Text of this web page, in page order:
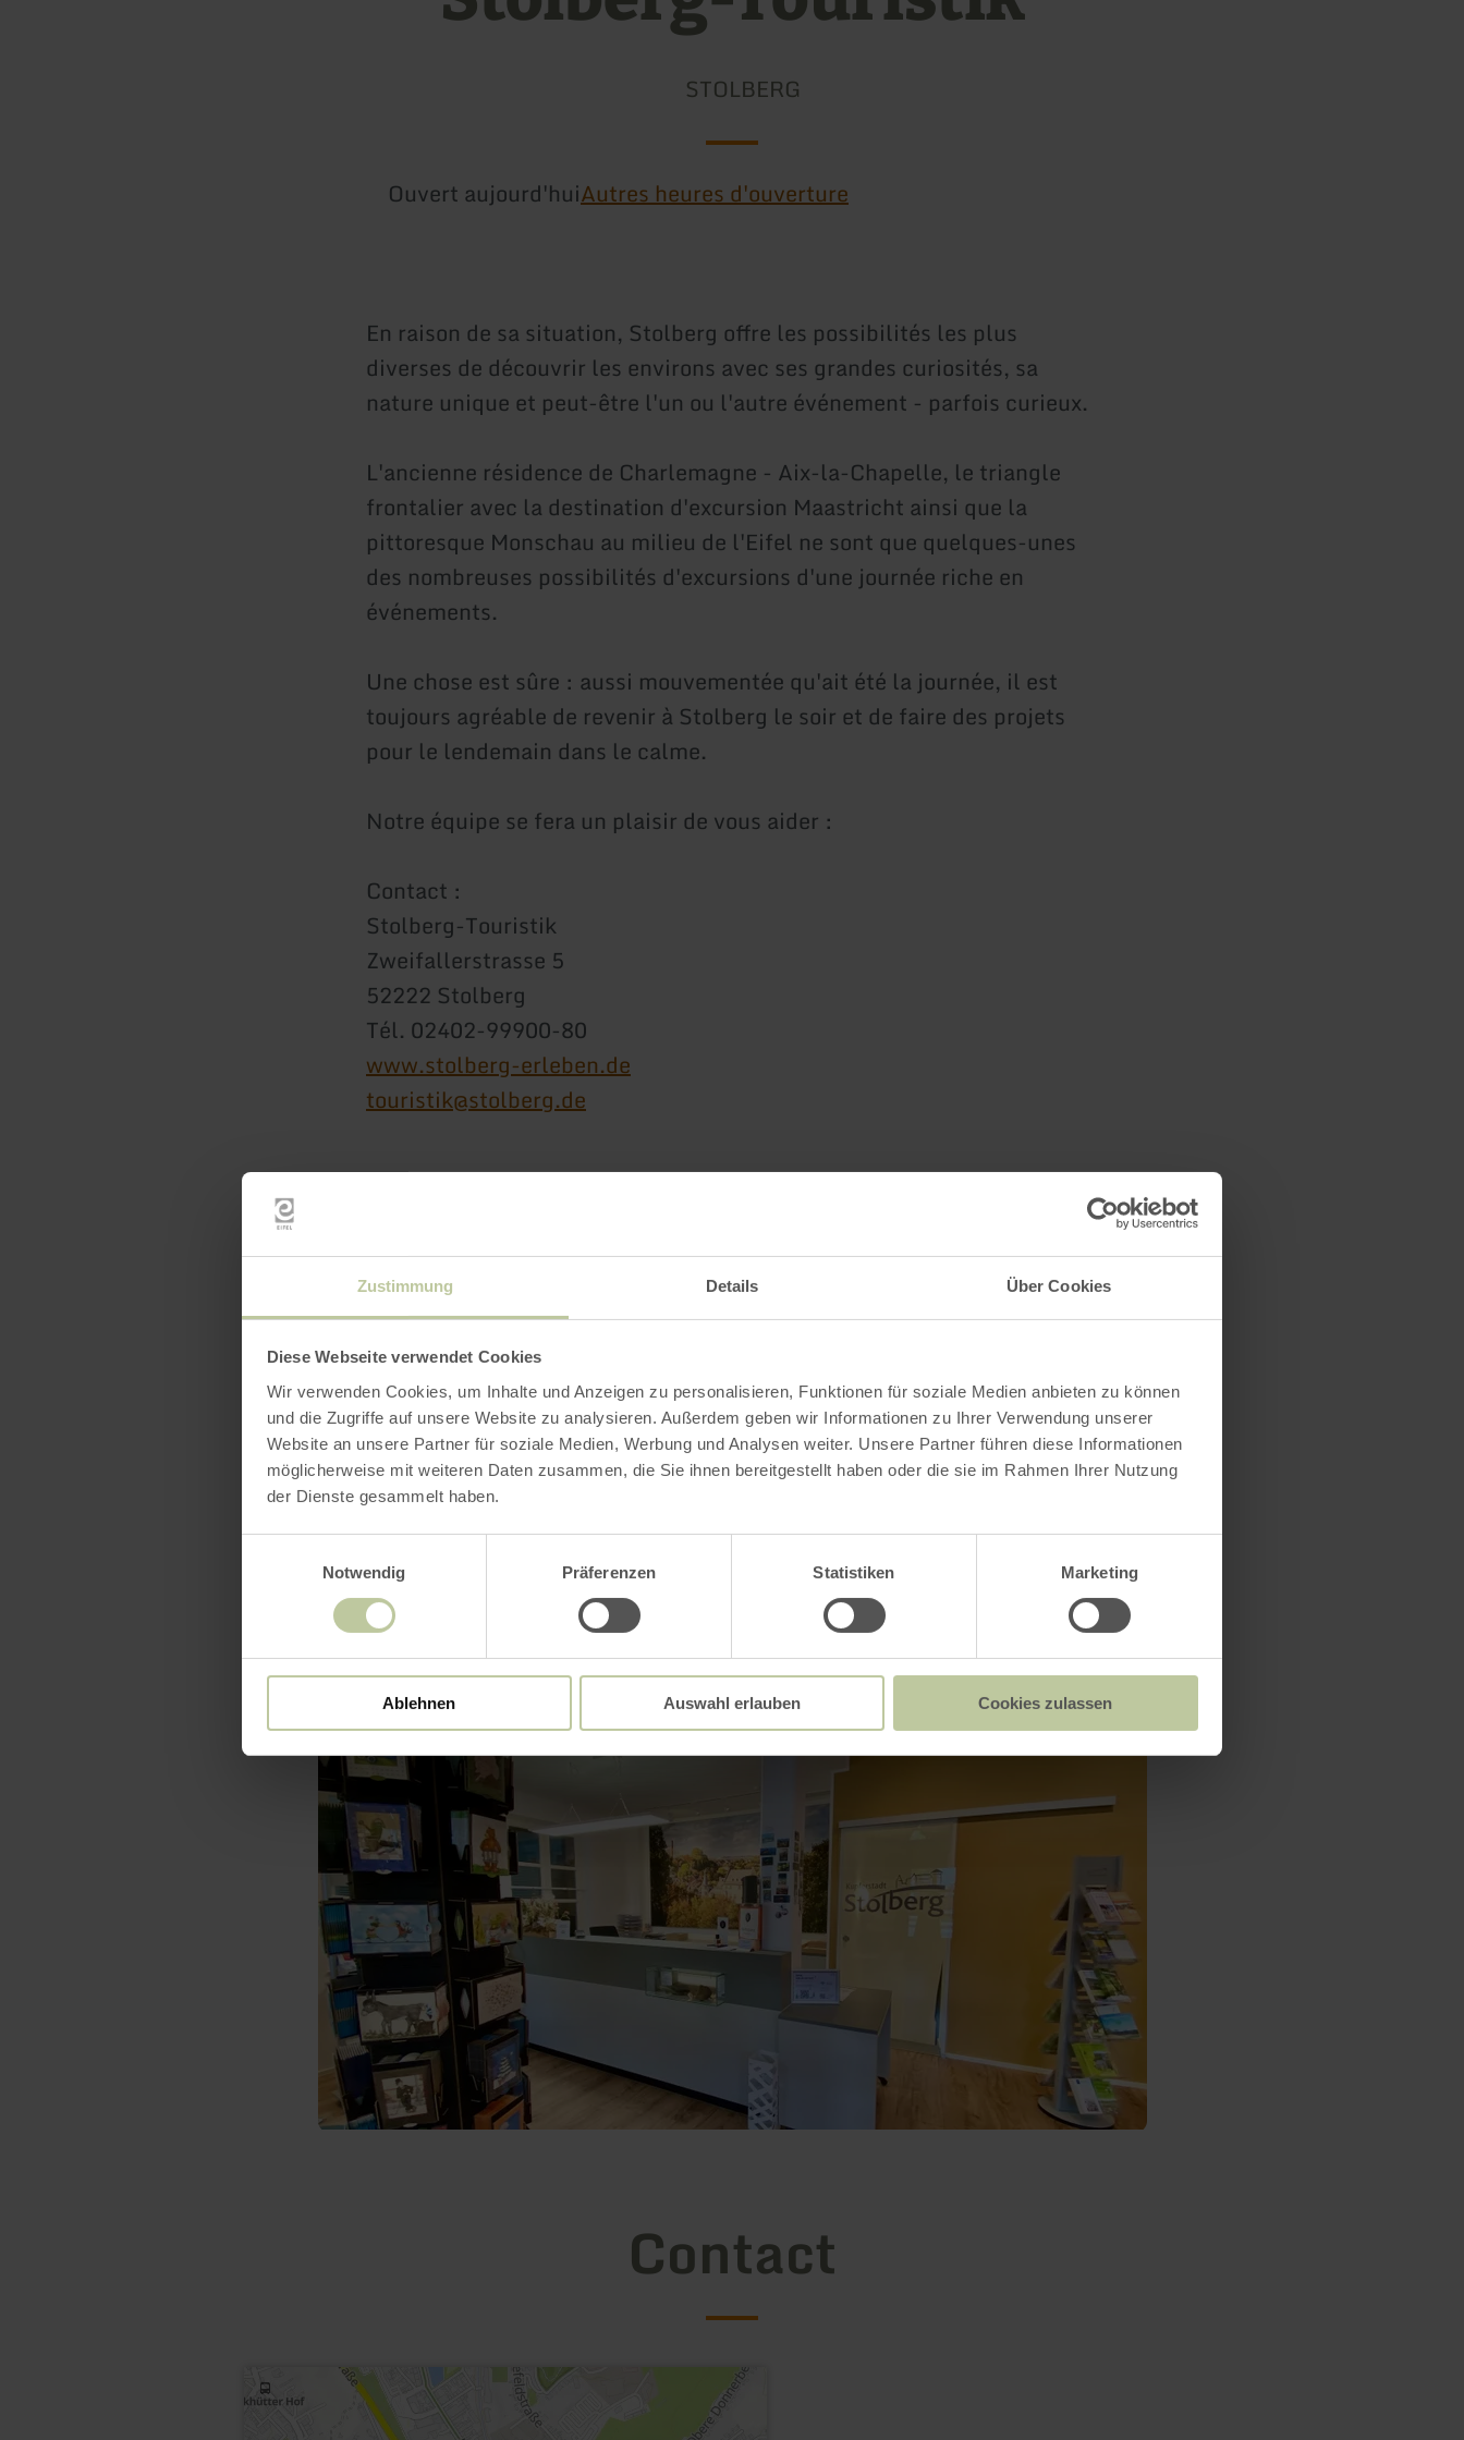
Zustimmung Details Über Cookies
Diese Webseite verwendet Cookies
Wir verwenden Cookies, um Inhalte und Anzeigen zu personalisieren, Funktionen für soziale Medien anbieten zu können
und die Zugriffe auf unsere Website zu analysieren. Außerdem geben wir Informationen zu Ihrer Verwendung unserer
Website an unsere Partner für soziale Medien, Werbung und Analysen weiter. Unsere Partner führen diese Informationen
möglicherweise mit weiteren Daten zusammen, die Sie ihnen bereitgestellt haben oder die sie im Rahmen Ihrer Nutzung
der Dienste gesammelt haben.
Notwendig
Präferenzen Statistiken Marketing
Ablehnen Auswahl erlauben Cookies zulassen
STOLBERG
Ouvert aujourd'huiAutres heures d'ouverture
En raison de sa situation, Stolberg offre les possibilités les plus
diverses de découvrir les environs avec ses grandes curiosités, sa
nature unique et peut-être l'un ou l'autre événement - parfois curieux.
L'ancienne résidence de Charlemagne - Aix-la-Chapelle, le triangle
frontalier avec la destination d'excursion Maastricht ainsi que la
pittoresque Monschau au milieu de l'Eifel ne sont que quelques-unes
des nombreuses possibilités d'excursions d'une journée riche en
événements.
Une chose est sûre : aussi mouvementée qu'ait été la journée, il est
toujours agréable de revenir à Stolberg le soir et de faire des projets
pour le lendemain dans le calme.
Notre équipe se fera un plaisir de vous aider :
Contact :
Stolberg-Touristik
Zweifallerstrasse 5
52222 Stolberg
Tél. 02402-99900-80
www.stolberg-erleben.de
touristik@stolberg.de
Plus d'informations
Heures d'ouverture
Impressions
Contact